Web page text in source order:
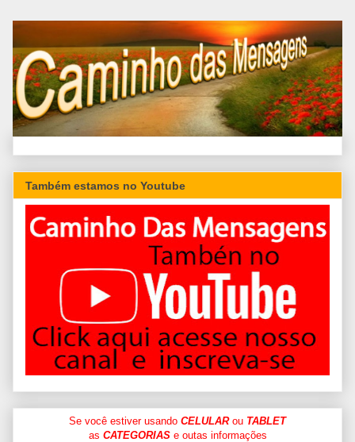
Também estamos no Youtube
Se você estiver usando CELULARou TABLET
as CATEGORIASe outas informações